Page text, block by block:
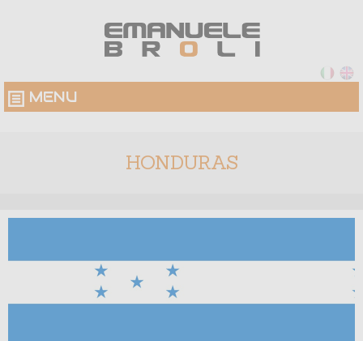
MENU
HONDURAS